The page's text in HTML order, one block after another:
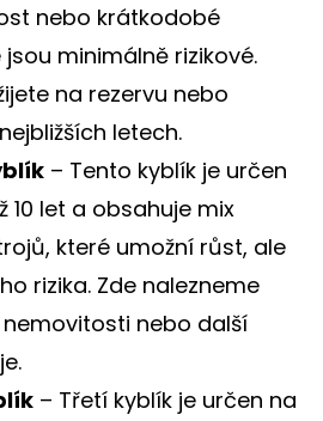
nebo krátkodobé
minimálně rizikové.
na rezervu nebo
letech.
– Tento kyblík je určen
10 let a obsahuje mix
které umožní růst, ale
rizika. Zde nalezneme
nebo další
– Třetí kyblík je určen na